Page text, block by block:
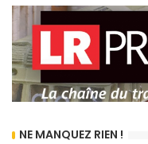
NE MANQUEZ RIEN !